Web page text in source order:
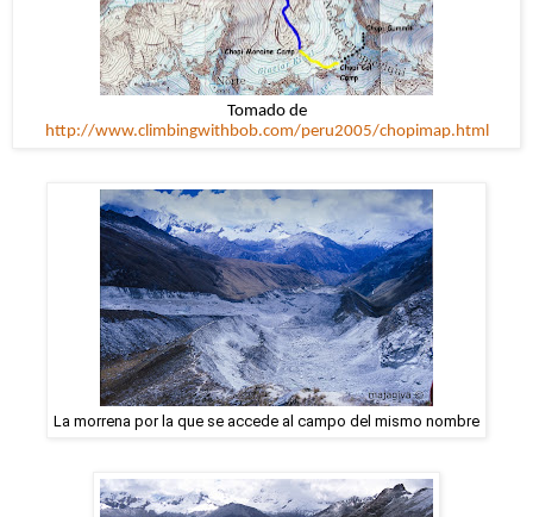
Tomado de
http://www.climbingwithbob.com/peru2005/chopimap.html
La morrena por la que se accede al campo del mismo nombre